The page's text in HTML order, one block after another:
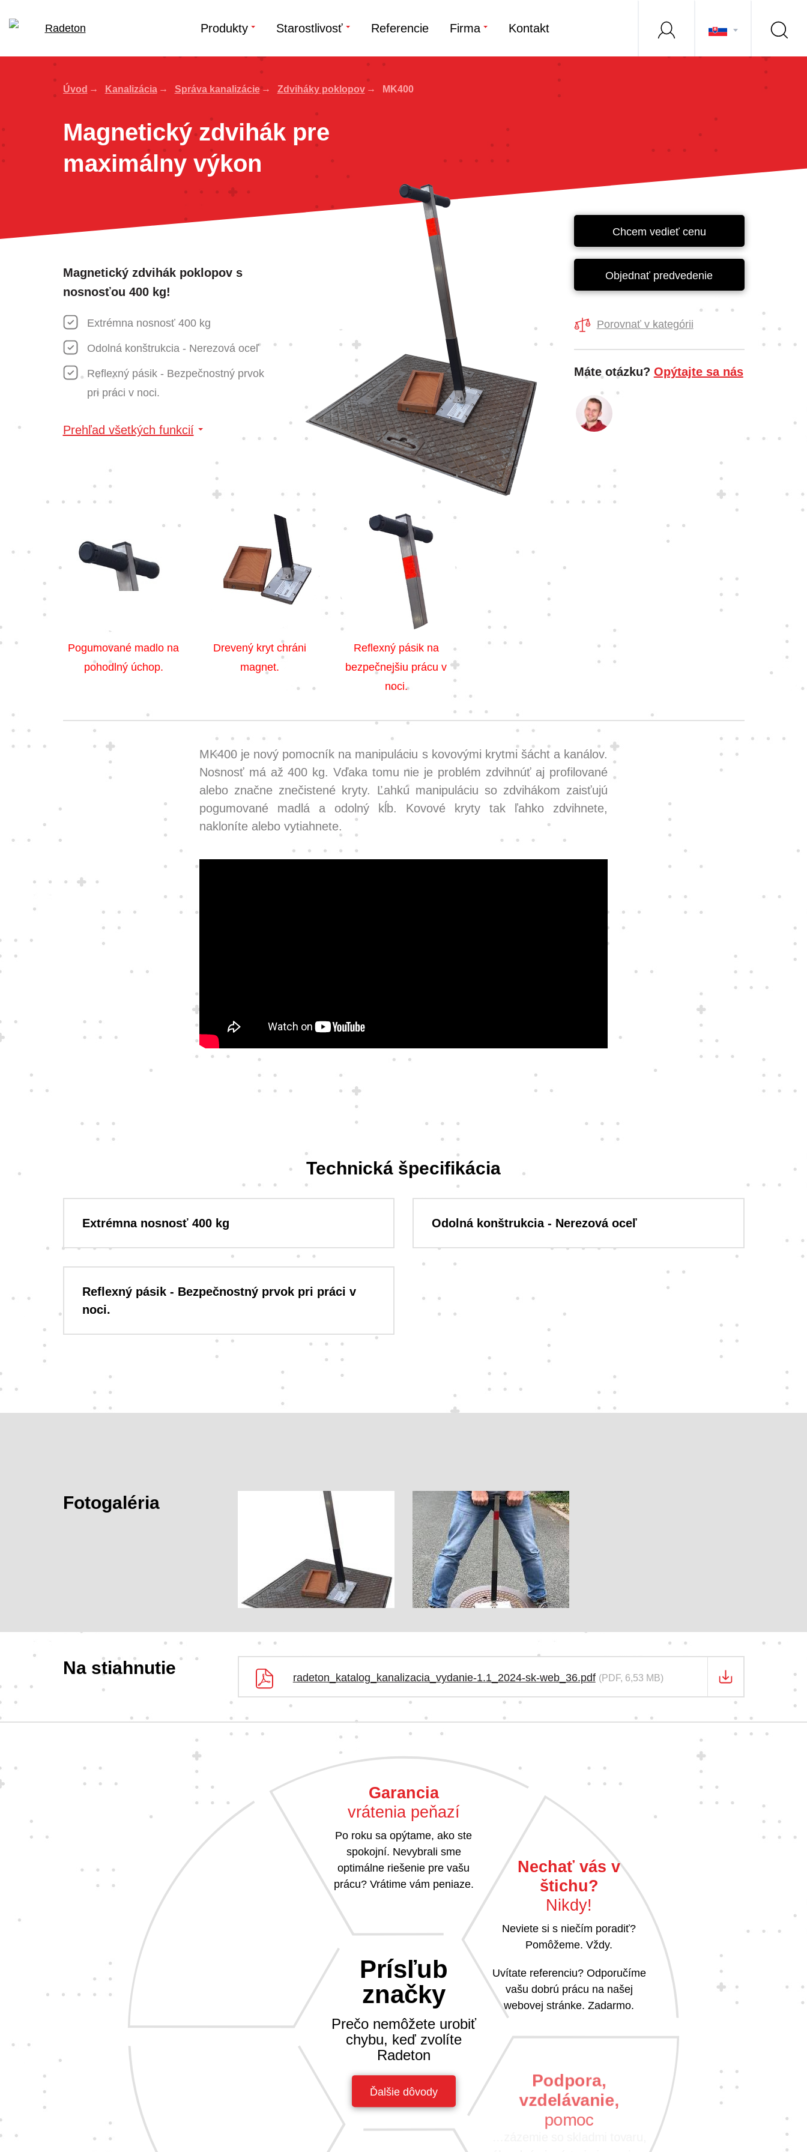
Produkty Starostlivosť Referencie Firma Kontakt
Úvod Kanalizácia Správa kanalizácie Zdviháky poklopov MK400
Magnetický zdvihák pre
maximálny výkon
Magnetický zdvihák poklopov s
nosnosťou 400 kg!
Extrémna nosnosť 400 kg
Odolná konštrukcia - Nerezová oceľ
Reflexný pásik - Bezpečnostný prvok
pri práci v noci.
Prehľad všetkých funkcií
Chcem vedieť cenu
Objednať predvedenie
Porovnať v kategórii
Máte otázku? Opýtajte sa nás
Pogumované madlo na
pohodlný úchop.
Drevený kryt chráni
magnet.
Reflexný pásik na
bezpečnejšiu prácu v
noci.
MK400 je nový pomocník na manipuláciu s kovovými krytmi šácht a kanálov.
Nosnosť má až 400 kg. Vďaka tomu nie je problém zdvihnúť aj profilované
alebo značne znečistené kryty. Ľahkú manipuláciu so zdvihákom zaisťujú
pogumované madlá a odolný kĺb. Kovové kryty tak ľahko zdvihnete,
nakloníte alebo vytiahnete.
Technická špecifikácia
Extrémna nosnosť 400 kg Odolná konštrukcia - Nerezová oceľ
Reflexný pásik - Bezpečnostný prvok pri práci v
noci.
Fotogaléria
Na stiahnutie radeton_katalog_kanalizacia_vydanie-1.1_2024-sk-web_36.pdf (PDF, 6,53 MB)
Prísľub
značky
Prečo nemôžete urobiť
chybu, keď zvolíte
Radeton
Ďalšie dôvody
Garancia
vrátenia peňazí
Po roku sa opýtame, ako ste
spokojní. Nevybrali sme
optimálne riešenie pre vašu
prácu? Vrátime vám peniaze.
Nechať vás v
štichu?
Nikdy!
Neviete si s niečím poradiť?
Pomôžeme. Vždy.
Uvítate referenciu? Odporučíme
vašu dobrú prácu na našej
webovej stránke. Zadarmo.
Podpora,
vzdelávanie,
pomoc